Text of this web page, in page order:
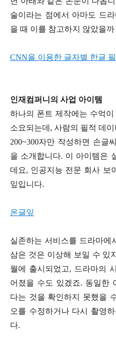
술이라는 점에서 아마도 드
을 때 이를 참고하지 않았을
CNN을 이용한 글자별 한글
인재컴퍼니의 사업 아이템
하나의 폰트 제작에는 수억
소요되는데, 사람의 필적 데
200~300자만 작성하면 손글
을 소개합니다. 이 아이템은
데요, 인공지능 전문 회사 보
잎입니다.
온글잎
실존하는 서비스를 드라마에
삼은 것은 이상해 보일 수 있
월에 출시되었고, 드라마의
어졌을 수도 있겠죠. 동일한
다는 것을 확인하지 못했을
오를 수정하거나 다시 촬영
다.